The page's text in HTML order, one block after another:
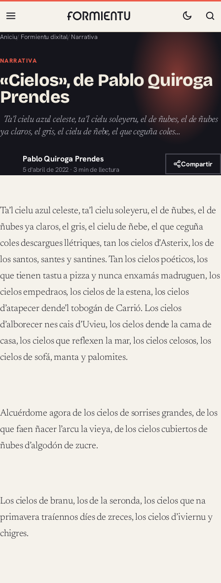
Aniciu/ Formientu dixital/ Narrativa
NARRATIVA
«Cielos», de Pablo Quiroga
Prendes
Ta’l cielu azul celeste, ta’l cielu soleyeru, el de ñubes, el de ñubes
ya claros, el gris, el cielu de ñebe, el que ceguña coles…
Pablo Quiroga Prendes
5 d'abril de 2022 · 3 min de llectura
Compartir
Ta’l cielu azul celeste, ta’l cielu soleyeru, el de ñubes, el de
ñubes ya claros, el gris, el cielu de ñebe, el que ceguña
coles descargues llétriques, tan los cielos d’Asterix, los de
los santos, santes y santines. Tan los cielos poéticos, los
que tienen tastu a pizza y nunca enxamás madruguen, los
cielos empedraos, los cielos de la estena, los cielos
d’atapecer dende’l tobogán de Carrió. Los cielos
d’alborecer nes cais d’Uvieu, los cielos dende la cama de
casa, los cielos que reflexen la mar, los cielos celosos, los
cielos de sofá, manta y palomites.
Alcuérdome agora de los cielos de sorrises grandes, de los
que faen ñacer l’arcu la vieya, de los cielos cubiertos de
ñubes d’algodón de zucre.
Los cielos de branu, los de la seronda, los cielos que na
primavera traíennos díes de zreces, los cielos d’iviernu y
chigres.